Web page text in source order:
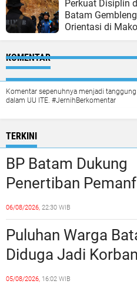
Perkuat Disiplin
Batam
Orientasi di
KOMENTAR
Komentar sepenuhnya menjadi
dalam UU ITE. #JernihBerkomentar
TERKINI
BP Batam Dukung
Penertiban
Ruang Laut Sesuai
Ketentuan
Perundang-
06/08/2026, 22:30 WIB
Puluhan Warga
Diduga Jadi Korban
Penipuan Kavling
05/08/2026, 16:02 WIB